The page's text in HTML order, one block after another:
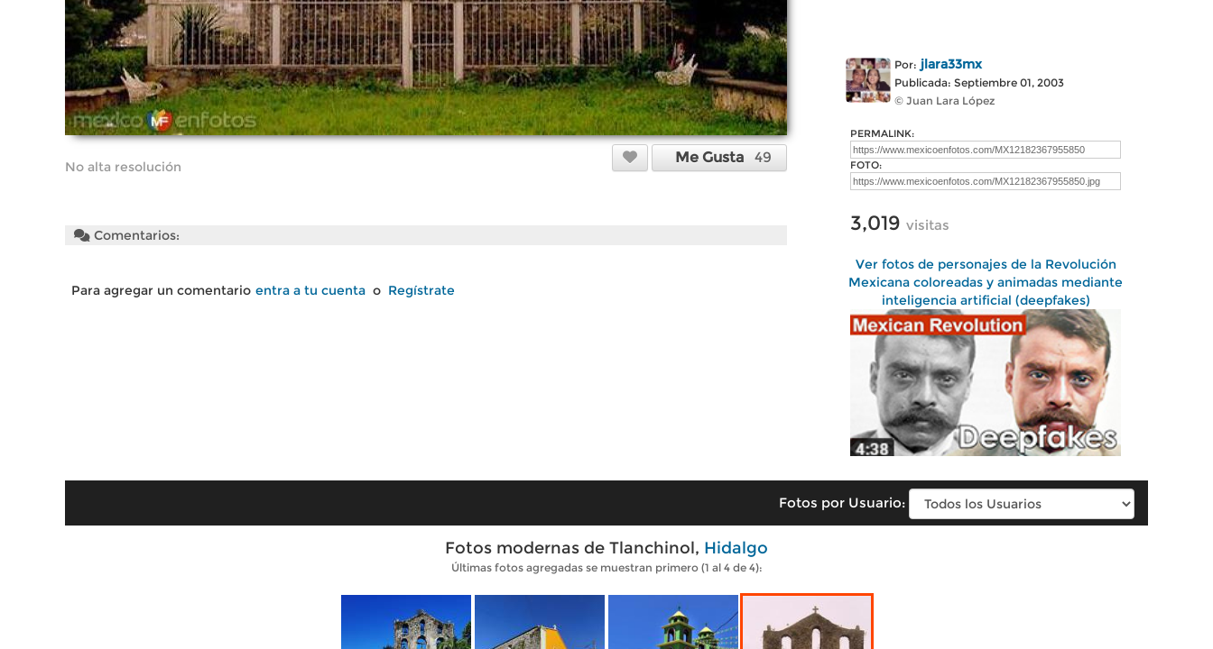
No alta resolución
Me Gusta 49
Comentarios:
Para agregar un comentario entra a tu cuenta o Regístrate
Por: jlara33mx
Publicada: Septiembre 01, 2003
© Juan Lara López
PERMALINK:
FOTO:
3,019 visitas
Ver fotos de personajes de la Revolución
Mexicana coloreadas y animadas mediante
inteligencia artificial (deepfakes)
Fotos por Usuario:
Fotos modernas de Tlanchinol, Hidalgo
Últimas fotos agregadas se muestran primero (1 al 4 de 4):